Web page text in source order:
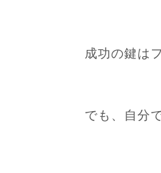
成功の鍵は
でも、自分